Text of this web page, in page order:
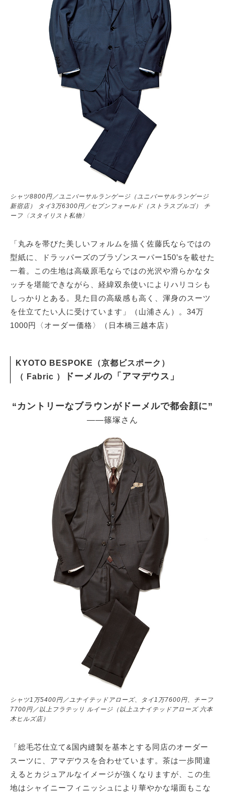
シャツ8800円／ユニバーサルランゲージ（ユニバーサルランゲージ
新宿店） タイ3万6300円／セブンフォールド（ストラスブルゴ） チ
ーフ〈スタイリスト私物〉
「丸みを帯びた美しいフォルムを描く佐藤氏ならではの
型紙に、ドラッパーズのブラゾンスーパー150’sを載せた
一着。この生地は高級原毛ならではの光沢や滑らかなタ
ッチを堪能できながら、経緯双糸使いによりハリコシも
しっかりとある。見た目の高級感も高く、渾身のスーツ
を仕立てたい人に受けています」（山浦さん）。34万
1000円〈オーダー価格〉（日本橋三越本店）
KYOTO BESPOKE（京都ビスポーク）
（ Fabric ）
ドーメルの「アマデウス」
“カントリーなブラウンがドーメルで都会顔に”
――篠塚さん
シャツ1万5400円／ユナイテッドアローズ、タイ1万7600円、チーフ
7700円／以上フラテッリ ルイージ（以上ユナイテッドアローズ 六本
木ヒルズ店）
「総毛芯仕立て&国内縫製を基本とする同店のオーダー
スーツに、アマデウスを合わせています。茶は一歩間違
えるとカジュアルなイメージが強くなりますが、この生
地はシャイニーフィニッシュにより華やかな場面もこな